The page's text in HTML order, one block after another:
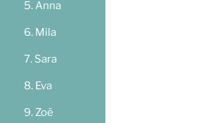
Anna
Mila
Sara
Eva
Zoë